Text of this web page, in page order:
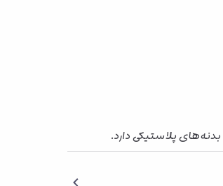
پلاستیکی دارد.